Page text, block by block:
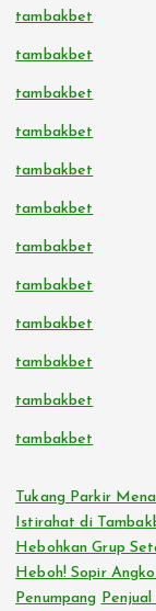
tambakbet
tambakbet
tambakbet
tambakbet
tambakbet
tambakbet
tambakbet
tambakbet
tambakbet
tambakbet
tambakbet
tambakbet
Tukang Parkir
Istirahat di
Hebohkan Grup
Heboh! Sopir
Penumpang